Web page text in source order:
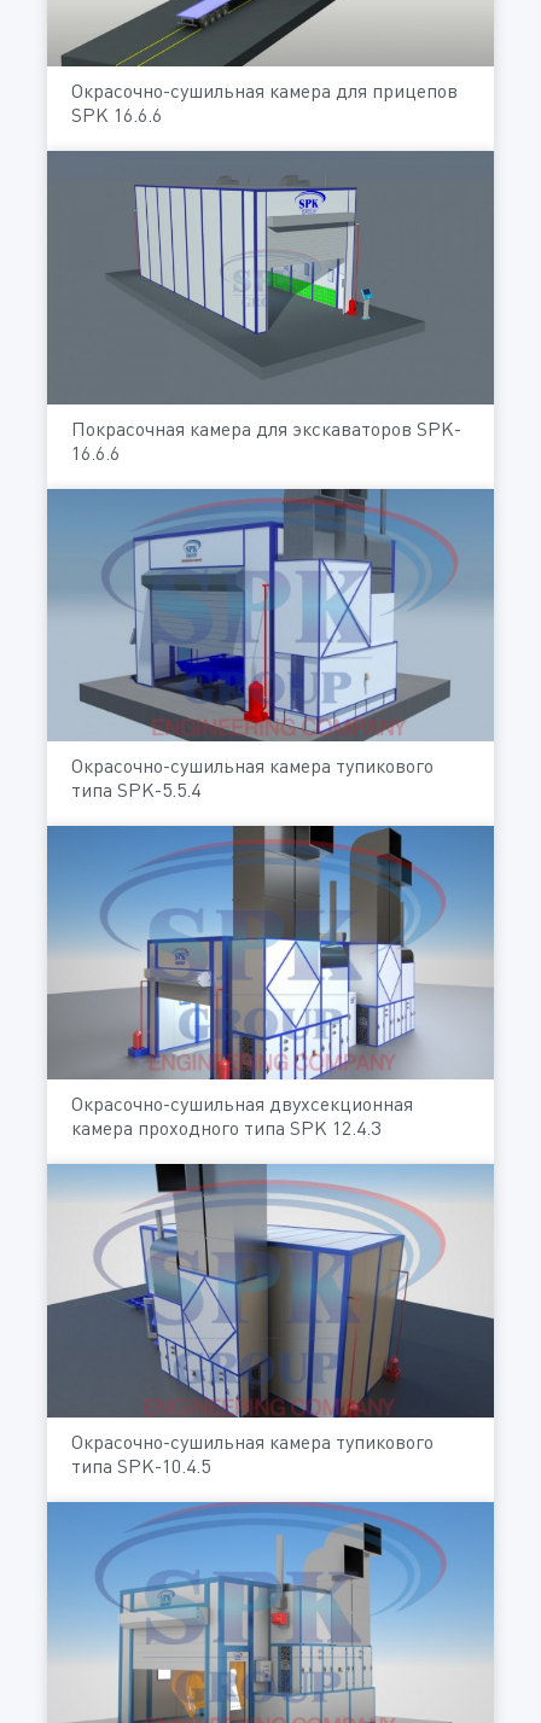
Окрасочно-сушильная камера для прицепов
SPK 16.6.6
Покрасочная камера для экскаваторов SPK-
16.6.6
Окрасочно-сушильная камера тупикового
типа SPK-5.5.4
Окрасочно-сушильная двухсекционная
камера проходного типа SPK 12.4.3
Окрасочно-сушильная камера тупикового
типа SPK-10.4.5